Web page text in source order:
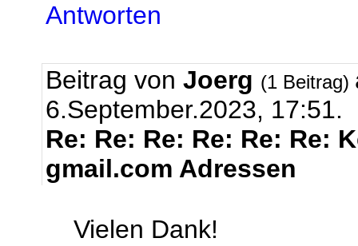
Antworten
Beitrag von Joerg (1 Beitrag)
6.September.2023, 17:51.
Re: Re: Re: Re: Re: Re:
gmail.com Adressen
Vielen Dank!